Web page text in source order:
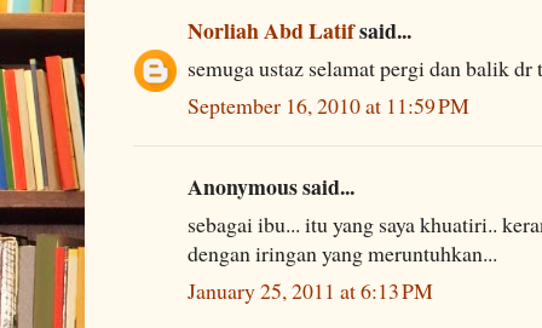
Norliah Abd Latifsaid...
semuga ustaz selamat pergi dan balik
September 16, 2010 at 11:59 PM
Anonymous said...
sebagai ibu... itu yang saya khuatiri..
dengan iringan yang meruntuhkan...
January 25, 2011 at 6:13 PM